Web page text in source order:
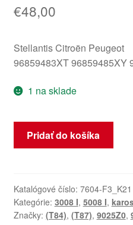
€48,00
Stellantis Citroën Peugeot
96859483XT 96859485XY
1 na sklade
množstvo
Kryt
spätným
zrkadlom
Peugeot
Pridať do košíka
Katalógové číslo: 7604-F3_K21
Kategórie: 3008 I, 5008 I,
Značky: (T84), (T87), 9025Z0,